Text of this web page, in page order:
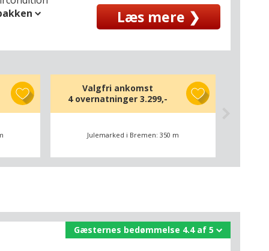
Læs mere ❯
Valgfri ankomst
4 overnatninger 3.299,-
Julemarked i Bremen: 350 m
Gæsternes bedømmelse 4.4 af 5